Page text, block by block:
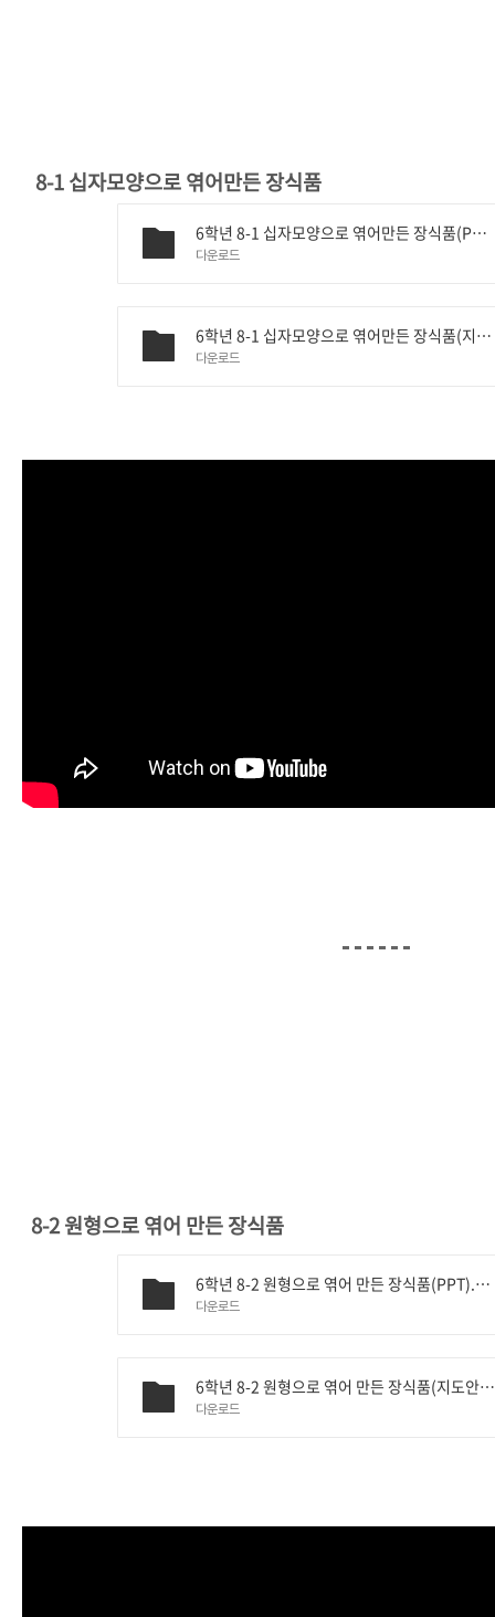
8-1 십자모양으로 엮어만든 장식품
6학년 8-1 십자모양으로 엮어만든 장식품(PPT).pptx
다운로드
6학년 8-1 십자모양으로 엮어만든 장식품(지도안).hwp
다운로드
8-2 원형으로 엮어 만든 장식품
6학년 8-2 원형으로 엮어 만든 장식품(PPT).pptx
다운로드
6학년 8-2 원형으로 엮어 만든 장식품(지도안).hwp
다운로드